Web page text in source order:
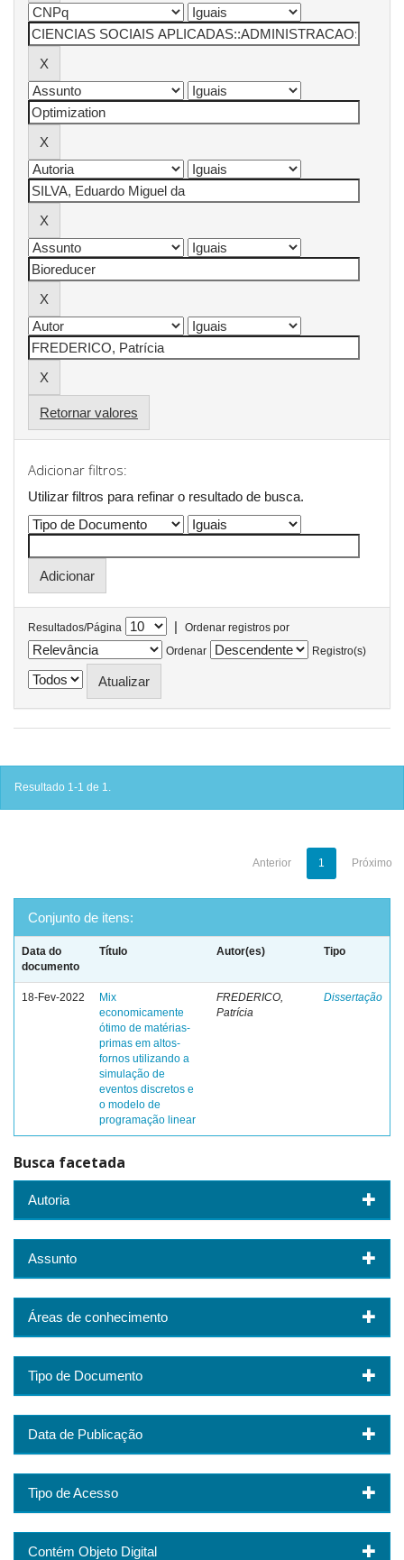
Retornar valores
Adicionar filtros:
Utilizar filtros para refinar o resultado de busca.
Resultados/Página |
Ordenar registros por
Ordenar
Registro(s)
Resultado 1-1 de 1.
Anterior 1 Próximo
Conjunto de itens:
Data do
documento
Título Autor(es) Tipo
18-Fev-2022
Mix
economicamente
ótimo de matérias-
primas em altos-
fornos utilizando a
simulação de
eventos discretos e
o modelo de
programação linear
FREDERICO,
Patrícia
Dissertação
Busca facetada
Autoria
Assunto
Áreas de conhecimento
Tipo de Documento
Data de Publicação
Tipo de Acesso
Contém Objeto Digital